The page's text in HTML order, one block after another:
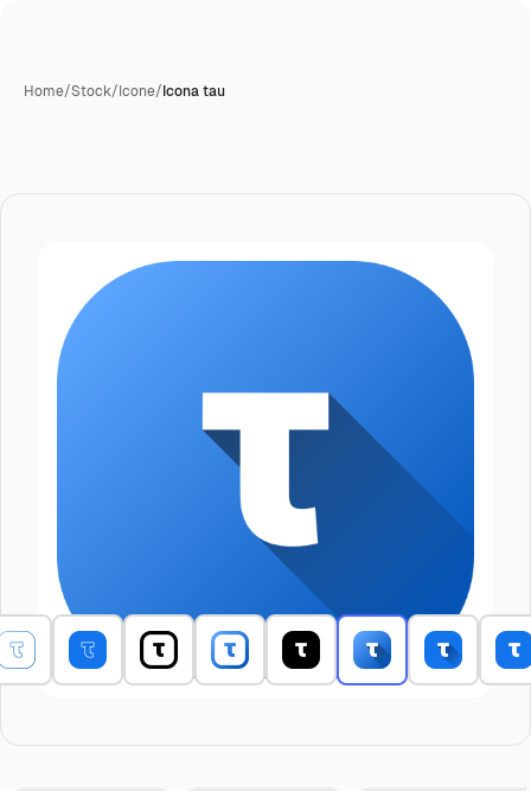
Home/Stock/Icone/Icona tau